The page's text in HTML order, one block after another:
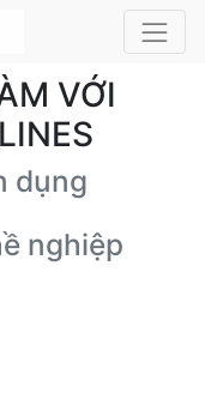
VỚI
dụng
nghiệp